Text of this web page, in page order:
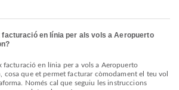
en línia per als vols a Aeropuerto
cosa que et permet facturar còmodament el teu vol
Només cal que seguiu les instruccions